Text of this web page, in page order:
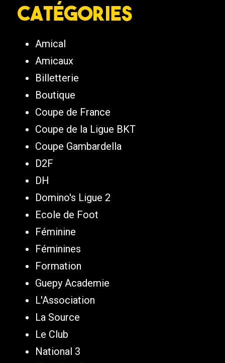
Catégories
Amical
Amicaux
Billetterie
Boutique
Coupe de France
Coupe de la Ligue BKT
Coupe Gambardella
D2F
DH
Domino's Ligue 2
Ecole de Foot
Féminine
Féminines
Formation
Guepy Academie
L'Association
La Source
Le Club
National 3